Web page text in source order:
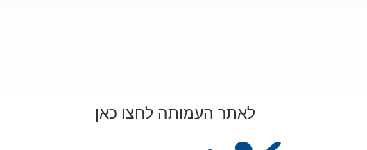
לאתר העמותה לחצו כאן